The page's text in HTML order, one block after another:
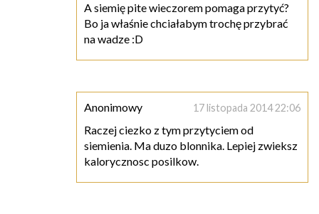
A siemię pite wieczorem pomaga przytyć?
Bo ja właśnie chciałabym trochę przybrać
na wadze :D
Anonimowy 17 listopada 2014 22:06
Raczej ciezko z tym przytyciem od
siemienia. Ma duzo blonnika. Lepiej zwieksz
kalorycznosc posilkow.